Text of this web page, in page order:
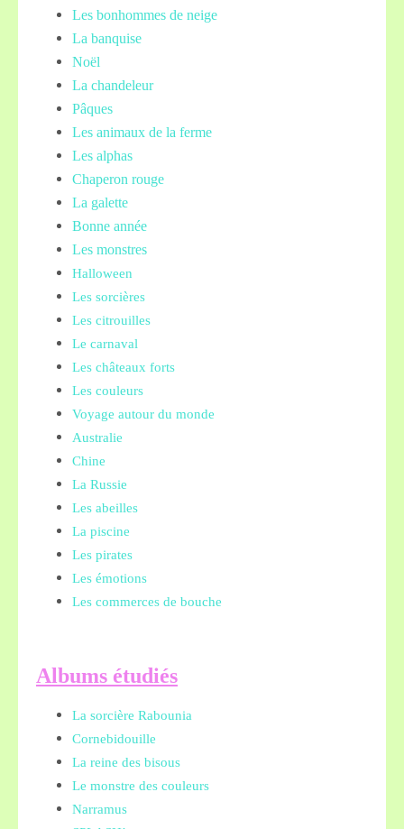
Les bonhommes de neige
La banquise
Noël
La chandeleur
Pâques
Les animaux de la ferme
Les alphas
Chaperon rouge
La galette
Bonne année
Les monstres
Halloween
Les sorcières
Les citrouilles
Le carnaval
Les châteaux forts
Les couleurs
Voyage autour du monde
Australie
Chine
La Russie
Les abeilles
La piscine
Les pirates
Les émotions
Les commerces de bouche
Albums étudiés
La sorcière Rabounia
Cornebidouille
La reine des bisous
Le monstre des couleurs
Narramus